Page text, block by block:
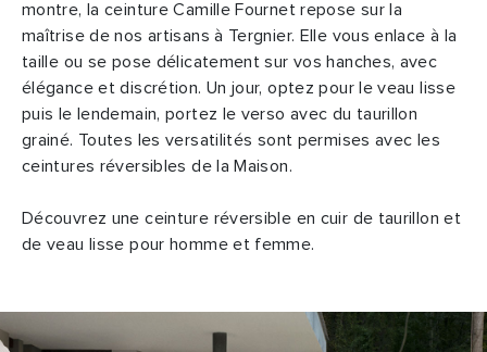
montre, la ceinture Camille Fournet repose sur la
maîtrise de nos artisans à Tergnier. Elle vous enlace à la
taille ou se pose délicatement sur vos hanches, avec
élégance et discrétion. Un jour, optez pour le veau lisse
puis le lendemain, portez le verso avec du taurillon
grainé. Toutes les versatilités sont permises avec les
ceintures réversibles de la Maison.
Découvrez une ceinture réversible en cuir de taurillon et
de veau lisse pour homme et femme.